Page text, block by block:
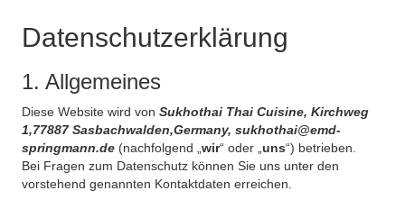
Datenschutzerklärung
1. Allgemeines
Diese Website wird von Sukhothai Thai Cuisine, Kirchweg
1,77887 Sasbachwalden,Germany, sukhothai@emd-
springmann.de (nachfolgend „ wir“ oder „ uns“) betrieben.
Bei Fragen zum Datenschutz können Sie uns unter den
vorstehend genannten Kontaktdaten erreichen.